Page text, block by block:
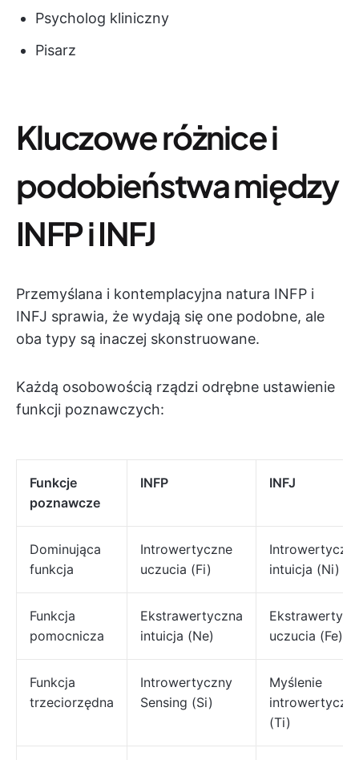
Psycholog kliniczny
Pisarz
Kluczowe różnice i
podobieństwa między
INFP i INFJ
Przemyślana i kontemplacyjna natura INFP i
INFJ sprawia, że wydają się one podobne, ale
oba typy są inaczej skonstruowane.
Każdą osobowością rządzi odrębne ustawienie
funkcji poznawczych:
Funkcje
poznawcze
INFP INFJ
Dominująca
funkcja
Introwertyczne
uczucia (Fi)
intuicja (Ni)
Funkcja
pomocnicza
Ekstrawertyczna
intuicja (Ne)
uczucia (Fe)
Funkcja
trzeciorzędna
Introwertyczny
Sensing (Si)
Myślenie
(Ti)